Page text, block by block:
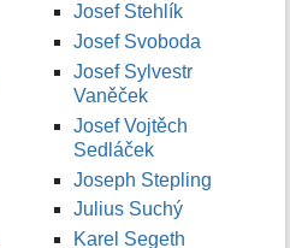
Josef Stehlík
Josef Svoboda
Josef Sylvestr
Vaněček
Josef Vojtěch
Sedláček
Joseph Stepling
Julius Suchý
Karel Segeth